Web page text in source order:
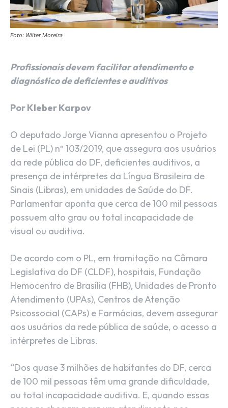
Foto: Wilter Moreira
Profissionais devem facilitar atendimento e
diagnóstico de deficientes e auditivos
Por Kleber Karpov
O deputado Jorge Vianna apresentou o Projeto
de Lei (PL) nº 103/2019, que assegura aos usuários
da rede pública do DF, deficientes auditivos, a
presença de intérpretes da Língua Brasileira de
Sinais (Libras), em unidades de Saúde do DF.
Parlamentar aponta que cerca de 100 mil pessoas
possuem alto grau ou total incapacidade de
visual ou auditiva.
De acordo com o PL, em tramitação na Câmara
Legislativa do DF (CLDF), hospitais, Fundação
Hemocentro de Brasília (FHB), Unidades de Pronto
Atendimento (UPAs), Centros de Atenção
Psicossocial (CAPs) e Farmácias, devem assegurar
aos usuários da rede pública de saúde, o acesso a
intérpretes de Libras.
“Dos quase 3 milhões de habitantes do DF, cerca
de 100 mil pessoas têm uma grande dificuldade,
ou total incapacidade auditiva. E, quando essas